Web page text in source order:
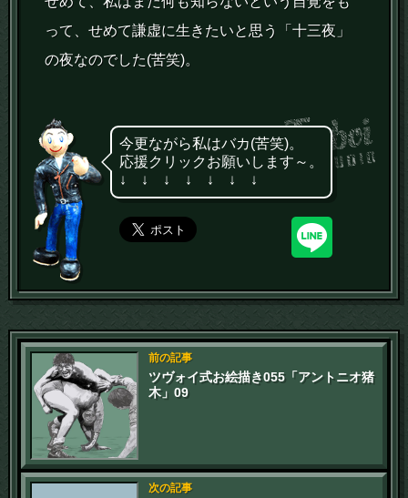
って、せめて謙虚に生きたいと思う「十三夜」
の夜なのでした(苦笑)。
今更ながら私はバカ(苦笑)。
応援クリックお願いします～。
↓ ↓ ↓ ↓ ↓ ↓ ↓
前の記事
ツヴォイ式お絵描き055「アントニオ猪
木」09
次の記事